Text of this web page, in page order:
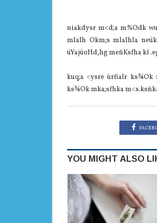
niakdysr m<d;a m%Odk
mlaIh Okm;s mlaIhla
úYajúoHd,hg meñKsfha kï
kuq;a <ysre ùrfialr ks¾Ok
ks¾Ok mka;sfhka
YOU MIGHT ALSO